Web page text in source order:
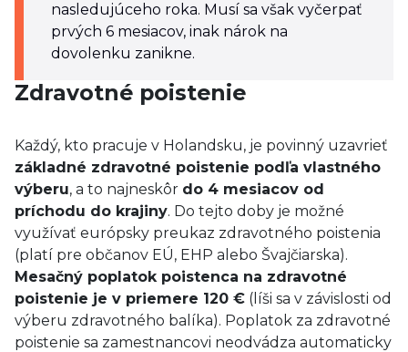
nasledujúceho roka. Musí sa však vyčerpať
prvých 6 mesiacov, inak nárok na
dovolenku zanikne.
Zdravotné poistenie
Každý, kto pracuje v Holandsku, je povinný uzavrieť
základné zdravotné poistenie podľa vlastného
výberu, a to najneskôr do 4 mesiacov od
príchodu do krajiny. Do tejto doby je možné
využívať európsky preukaz zdravotného poistenia
(platí pre občanov EÚ, EHP alebo Švajčiarska).
Mesačný poplatok poistenca na zdravotné
poistenie je v priemere 120 € (líši sa v závislosti od
výberu zdravotného balíka). Poplatok za zdravotné
poistenie sa zamestnancovi neodvádza automaticky